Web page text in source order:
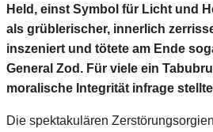
Held, einst Symbol für Licht und
als grüblerischer, innerlich
inszeniert und tötete am Ende
General Zod. Für viele ein
moralische Integrität infrage
Die spektakulären